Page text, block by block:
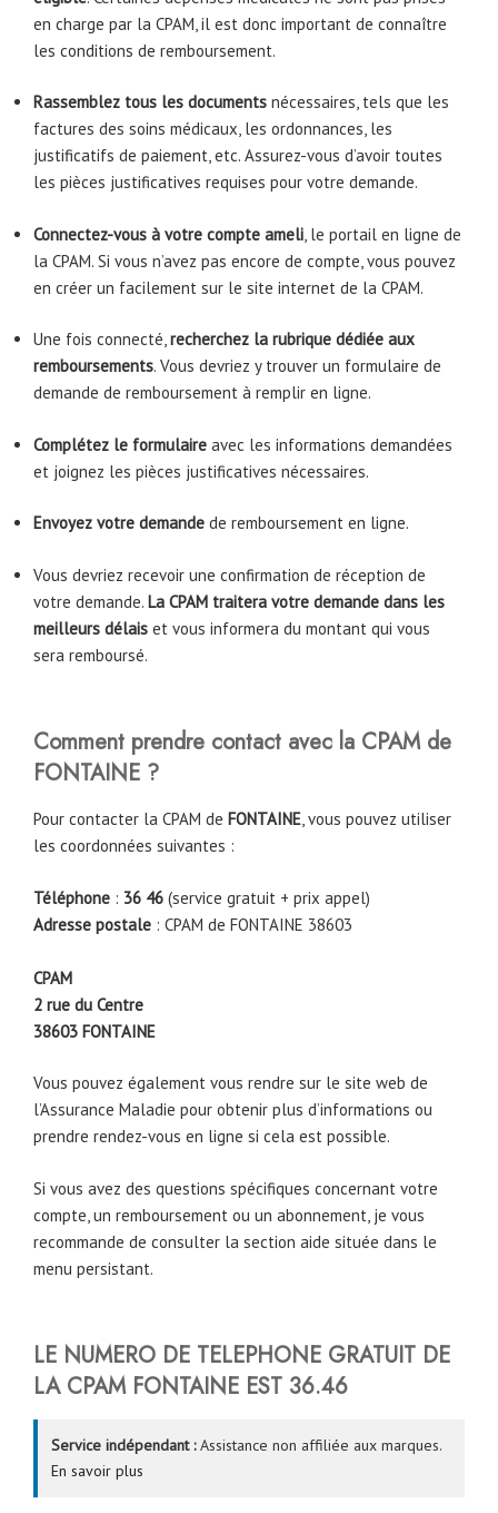
en charge par la CPAM, il est donc important de connaître
les conditions de remboursement.
Rassemblez tous les documents nécessaires, tels que les
factures des soins médicaux, les ordonnances, les
justificatifs de paiement, etc. Assurez-vous d’avoir toutes
les pièces justificatives requises pour votre demande.
Connectez-vous à votre compte ameli, le portail en ligne de
la CPAM. Si vous n’avez pas encore de compte, vous pouvez
en créer un facilement sur le site internet de la CPAM.
Une fois connecté,recherchez la rubrique dédiée aux
remboursements. Vous devriez y trouver un formulaire de
demande de remboursement à remplir en ligne.
Complétez le formulaire avec les informations demandées
et joignez les pièces justificatives nécessaires.
Envoyez votre demande de remboursement en ligne.
Vous devriez recevoir une confirmation de réception de
votre demande. La CPAM traitera votre demande dans les
meilleurs délais et vous informera du montant qui vous
sera remboursé.
Comment prendre contact avec la CPAM de
FONTAINE ?
Pour contacter la CPAM de FONTAINE, vous pouvez utiliser
les coordonnées suivantes :
Téléphone : 36 46 (service gratuit + prix appel)
Adresse postale : CPAM de FONTAINE 38603
CPAM
2 rue du Centre
38603 FONTAINE
Vous pouvez également vous rendre sur le site web de
l’Assurance Maladie pour obtenir plus d’informations ou
prendre rendez-vous en ligne si cela est possible.
Si vous avez des questions spécifiques concernant votre
compte, un remboursement ou un abonnement, je vous
recommande de consulter la section aide située dans le
menu persistant.
LE NUMERO DE TELEPHONE GRATUIT DE
LA CPAM FONTAINE EST 36.46
Service indépendant :Assistance non affiliée aux marques.
En savoir plus